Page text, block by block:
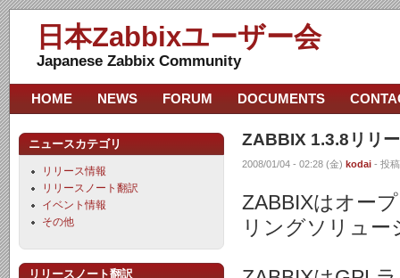
日本Zabbixユーザー会
Japanese Zabbix Community
ZABBIX 1.3.8リリ
2008/01/04 - 02:28 (金) kodai - 投
ZABBIXはオー
リングソリュー
HOME NEWS FORUM DOCUMENTS
ニュースカテゴリ
リリース情報
リリースノート翻訳
イベント情報
その他
リリースノート翻訳